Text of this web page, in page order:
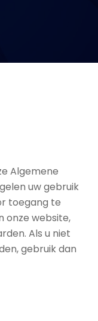
Algemene
uw gebruik
toegang te
onze website,
Als u niet
gebruik dan